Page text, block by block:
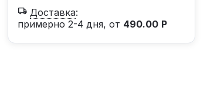
Доставка:
примерно 2-4 дня, от 490.00 Р